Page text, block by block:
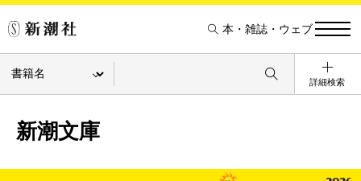
本・雑誌・ウェブ
詳細検索
新潮文庫